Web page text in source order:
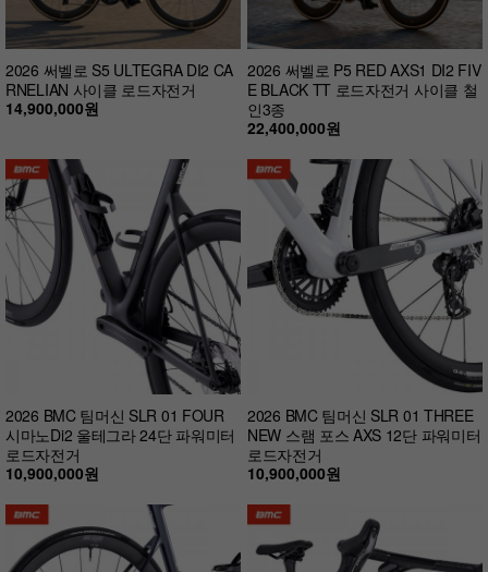
2026 써벨로 S5 ULTEGRA DI2 CA
RNELIAN 사이클 로드자전거
14,900,000원
2026 써벨로 P5 RED AXS1 DI2 FIV
E BLACK TT 로드자전거 사이클 철
인3종
22,400,000원
2026 BMC 팀머신 SLR 01 FOUR
시마노Di2 울테그라 24단 파워미터
로드자전거
10,900,000원
2026 BMC 팀머신 SLR 01 THREE
NEW 스램 포스 AXS 12단 파워미터
로드자전거
10,900,000원